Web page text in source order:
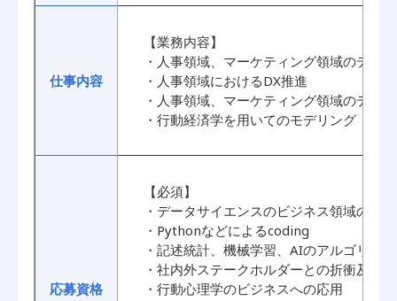
仕事内容
【業務内容】
・人事領域、マーケティング領域のデー
・人事領域におけるDX推進
・人事領域、マーケティング領域のデー
・行動経済学を用いてのモデリング
応募資格
【必須】
・データサイエンスのビジネス領域の展開
・Pythonなどによるcoding
・記述統計、機械学習、AIのアルゴリズ
・社内外ステークホルダーとの折衝及び
・行動心理学のビジネスへの応用